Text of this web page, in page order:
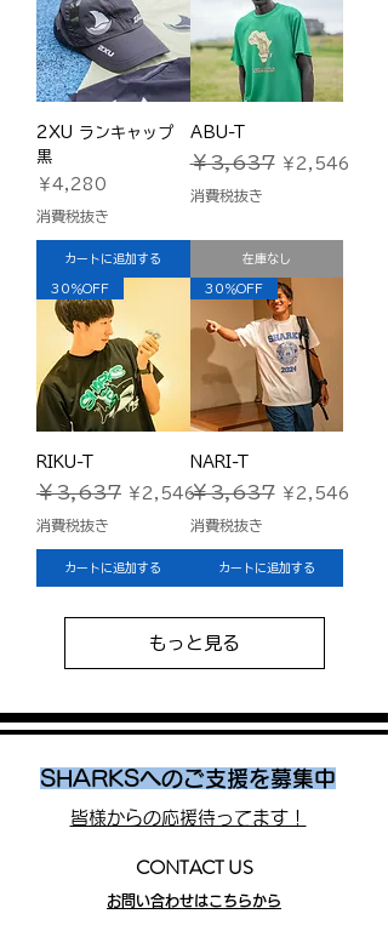
2XU ランキャップ
黒
価格
￥4,280
消費税抜き
カートに追加する
ABU-T
通常価格
￥3,637 セール価格
￥2,546
消費税抜き
在庫なし
30％OFF
RIKU-T
通常価格
￥3,637 セール価格
￥2,546
消費税抜き
カートに追加する
30％OFF
NARI-T
通常価格
￥3,637 セール価格
￥2,546
消費税抜き
カートに追加する
もっと見る
SHARKSへのご支援を募集中
皆様からの応援待ってます！
CONTACT US
お問い合わせはこちらから